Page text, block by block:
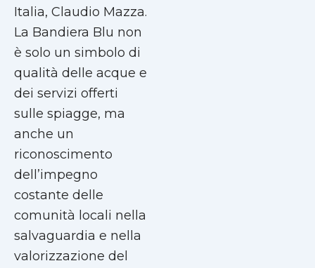
Italia, Claudio Mazza.
La Bandiera Blu non
è solo un simbolo di
qualità delle acque e
dei servizi offerti
sulle spiagge, ma
anche un
riconoscimento
dell’impegno
costante delle
comunità locali nella
salvaguardia e nella
valorizzazione del